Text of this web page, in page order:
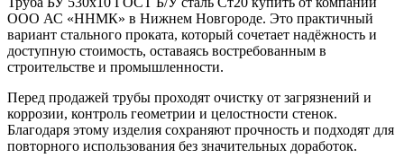
ООО АС «ННМК» в Нижнем Новгороде. Это практичный
вариант стального проката, который сочетает надёжность и
доступную стоимость, оставаясь востребованным в
строительстве и промышленности.
Перед продажей трубы проходят очистку от загрязнений и
коррозии, контроль геометрии и целостности стенок.
Благодаря этому изделия сохраняют прочность и подходят для
повторного использования без значительных доработок.